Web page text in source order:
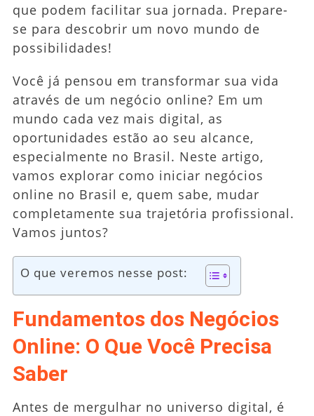
que podem facilitar sua jornada. Prepare-
se para descobrir um novo mundo de
possibilidades!
Você já pensou em transformar sua vida
através de um negócio online? Em um
mundo cada vez mais digital, as
oportunidades estão ao seu alcance,
especialmente no Brasil. Neste artigo,
vamos explorar como iniciar negócios
online no Brasil e, quem sabe, mudar
completamente sua trajetória profissional.
Vamos juntos?
O que veremos nesse post:
Fundamentos dos Negócios
Online: O Que Você Precisa
Saber
Antes de mergulhar no universo digital, é